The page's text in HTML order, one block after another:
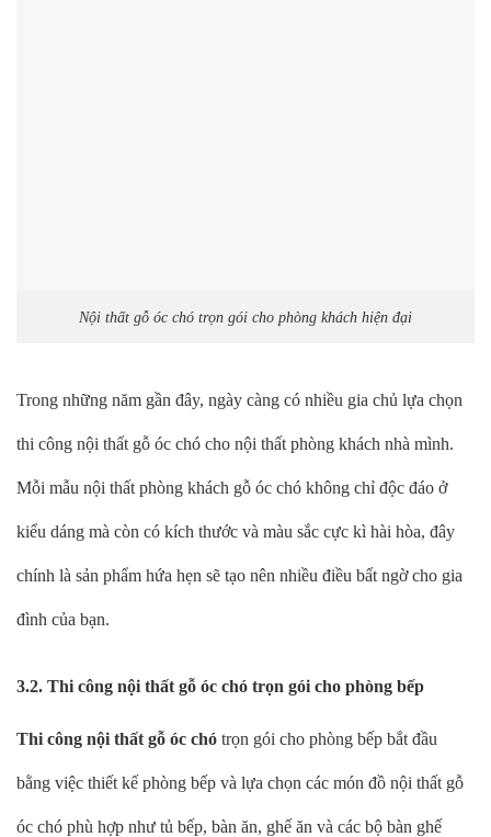
Nội thất gỗ óc chó trọn gói cho phòng khách hiện đại
Trong những năm gần đây, ngày càng có nhiều gia chủ lựa chọn
thi công nội thất gỗ óc chó cho nội thất phòng khách nhà mình.
Mỗi mẫu nội thất phòng khách gỗ óc chó không chỉ độc đáo ở
kiểu dáng mà còn có kích thước và màu sắc cực kì hài hòa, đây
chính là sản phẩm hứa hẹn sẽ tạo nên nhiều điều bất ngờ cho gia
đình của bạn.
3.2. Thi công nội thất gỗ óc chó trọn gói cho phòng bếp
Thi công nội thất gỗ óc chó trọn gói cho phòng bếp bắt đầu
bằng việc thiết kế phòng bếp và lựa chọn các món đồ nội thất gỗ
óc chó phù hợp như tủ bếp, bàn ăn, ghế ăn và các bộ bàn ghế